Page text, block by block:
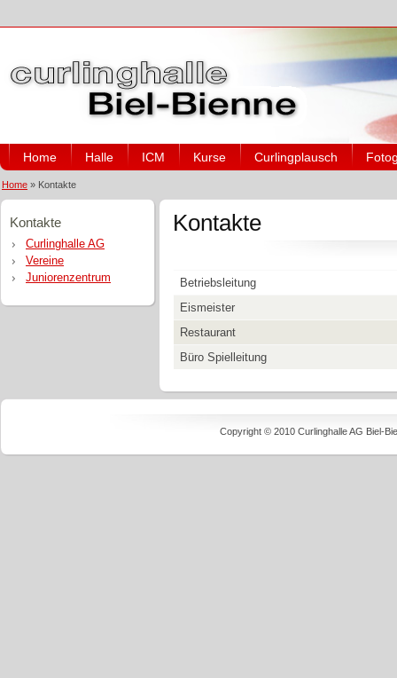
Home Halle ICM Kurse Curlingplausch
Home » Kontakte
Kontakte
Curlinghalle AG
Vereine
Juniorenzentrum
Kontakte
Betriebsleitung
Eismeister
Restaurant
Büro Spielleitung
Copyright © 2010 Curlinghalle AG Biel-